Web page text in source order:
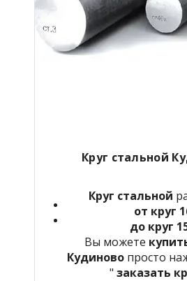
Круг стальной
Круг стальной
от круг
до круг
Вы можете
Кудиново просто
" заказать